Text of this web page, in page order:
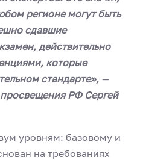
регионе могут быть
сдавшие
действительно
которые
стандарте», —
РФ Сергей
уровням: базовому и
на требованиях